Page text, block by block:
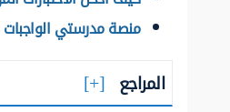
منصة مدرستي
المراجع